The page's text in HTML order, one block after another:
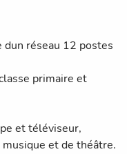
réseau 12 postes
primaire et
et téléviseur,
et de théâtre.